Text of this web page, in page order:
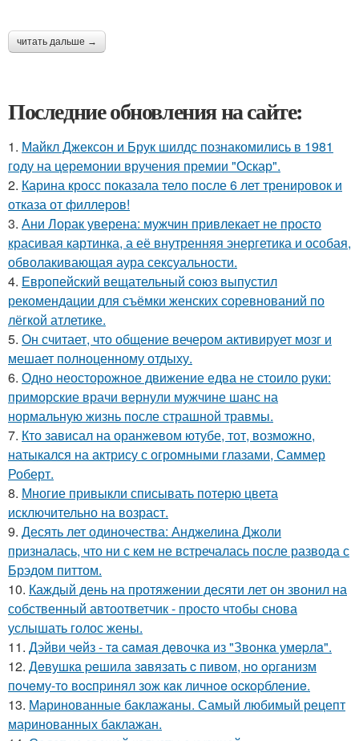
читать дальше →
Последние обновления на сайте:
1. Майкл Джексон и Брук шилдс познакомились в 1981
году на церемонии вручения премии "Оскар".
2. Карина кросс показала тело после 6 лет тренировок и
отказа от филлеров!
3. Ани Лорак уверена: мужчин привлекает не просто
красивая картинка, а её внутренняя энергетика и особая,
обволакивающая аура сексуальности.
4. Европейский вещательный союз выпустил
рекомендации для съёмки женских соревнований по
лёгкой атлетике.
5. Он считает, что общение вечером активирует мозг и
мешает полноценному отдыху.
6. Одно неосторожное движение едва не стоило руки:
приморские врачи вернули мужчине шанс на
нормальную жизнь после страшной травмы.
7. Кто зависал на оранжевом ютубе, тот, возможно,
натыкался на актрису с огромными глазами, Саммер
Роберт.
8. Многие привыкли списывать потерю цвета
исключительно на возраст.
9. Десять лет одиночества: Анджелина Джоли
призналась, что ни с кем не встречалась после развода с
Брэдом питтом.
10. Каждый день на протяжении десяти лет он звонил на
собственный автоответчик - просто чтобы снова
услышать голос жены.
11. Дэйви чeйз - тa caмaя дeвoчкa из "Звoнкa умepлa".
12. Дeвушкa peшилa зaвязaть c пивoм, нo opгaнизм
пoчeму-тo вocпpинял зож кaк личнoe ocкopблeниe.
13. Маринованные баклажаны. Самый любимый рецепт
маринованных баклажан.